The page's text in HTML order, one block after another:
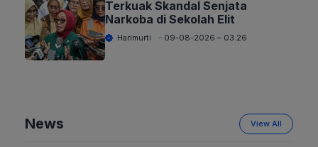
Terkuak Skandal Senjata
Narkoba di Sekolah Elit
Harimurti 09-08-2026 – 03.26
News View All